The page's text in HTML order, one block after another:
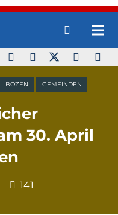
BOZEN GEMEINDEN
30. April
141